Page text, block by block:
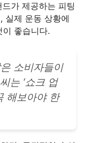
가 제공하는 피팅
실제 운동 상황에
이 좋습니다.
소비자들이
는 ‘쇼크 업
해보아야 한